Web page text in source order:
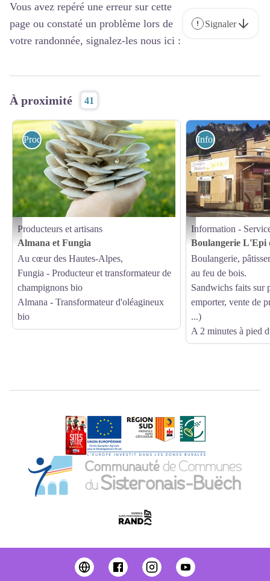
Vous avez repéré une erreur sur cette
page ou constaté un problème lors de
votre randonnée, signalez-les nous ici :
Signaler
À proximité 41
Pleurotes gris - Fungia
Producteurs et artisans
Producteurs et artisans
Almana et Fungia
Au cœur des Hautes-Alpes,
Fungia - Producteur et transformateur de
champignons bio
Almana - Transformateur d'oléagineux
bio
Office de Tourisme
Information -
Information -
Boulangerie L'Epi
Boulangerie,
au feu de bois.
Sandwichs faits sur
emporter, vente de
...)
A 2 minutes à pied